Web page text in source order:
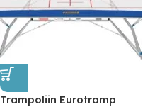
Trampoliin Eurotramp